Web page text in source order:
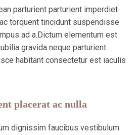
parturient parturient imperdiet
torquent tincidunt suspendisse
ad a.Dictum elementum est
gravida neque parturient
habitant consectetur est iaculis
placerat ac nulla
dignissim faucibus vestibulum